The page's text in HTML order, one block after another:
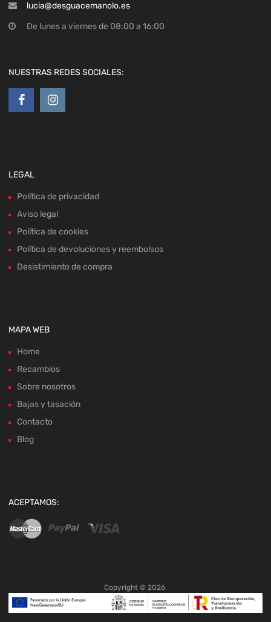
lucia@desguacemanolo.es
De lunes a viernes de 08:00 a 16:00
NUESTRAS REDES SOCIALES:
LEGAL
Política de privacidad
Aviso legal
Política de cookies
Política de devoluciones y reembolsos
Desistimiento de compra
MAPA WEB
Home
Recambios
Sobre nosotros
Bajas y tasación
Contacto
Blog
ACEPTAMOS:
Copyright © 2026